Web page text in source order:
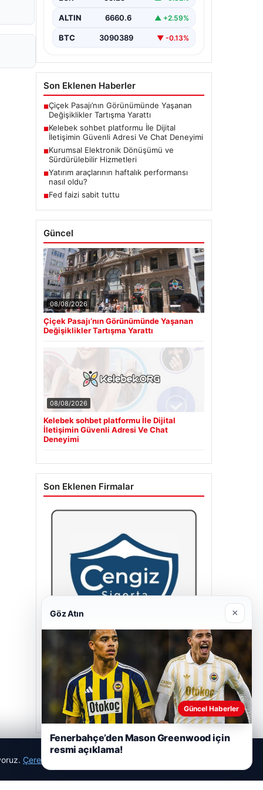
bir biçimde iletişim kurması büyük
Günümüzde birçok…
ALTIN 6660.6 ▲ +2.59%
BTC 3090389 ▼ -0.13%
Son Eklenen Haberler
■Çiçek Pasajı’nın Görünümünde Yaşanan
Değişiklikler Tartışma Yarattı
■Kelebek sohbet platformu İle Dijital
İletişimin Güvenli Adresi Ve Chat Deneyimi
■Kurumsal Elektronik Dönüşümü ve
Sürdürülebilir Hizmetleri
■Yatırım araçlarının haftalık performansı
nasıl oldu?
■Fed faizi sabit tuttu
Güncel
08/08/2026
Çiçek Pasajı’nın Görünümünde Yaşanan
Değişiklikler Tartışma Yarattı
08/08/2026
Kelebek sohbet platformu İle Dijital
İletişimin Güvenli Adresi Ve Chat
Deneyimi
Son Eklenen Firmalar
Cengiz Sigorta
23/06/2026
Çerez Politikamız
Göz Atın ×
Güncel Haberler
Fenerbahçe’den Mason Greenwood için
resmi açıklama!